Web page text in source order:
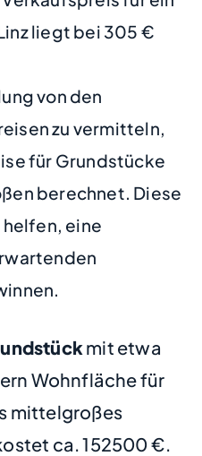
liegt bei 305 €
von den
zu vermitteln,
für Grundstücke
berechnet. Diese
eine
mit etwa
Wohnfläche für
mittelgroßes
ca. 152500 €.